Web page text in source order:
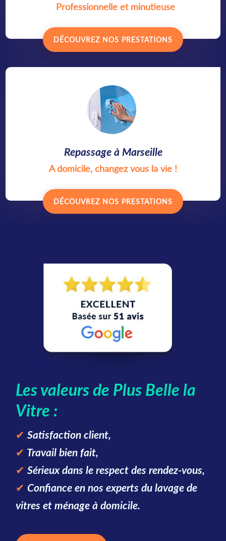
Professionnelle et minutieuse
DÉCOUVREZ NOS PRESTATIONS
Repassage à Marseille
A domicile, changez vous la vie !
DÉCOUVREZ NOS PRESTATIONS
Les valeurs de Plus Belle la
Vitre :
✔ Satisfaction client,
✔ Travail bien fait,
✔ Sérieux dans le respect des rendez-vous,
✔ Confiance en nos experts du lavage de
vitres et ménage à domicile.